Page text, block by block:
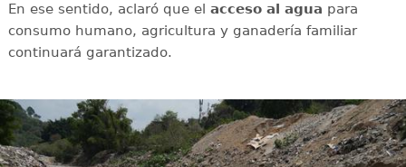
En ese sentido, aclaró que el acceso al agua para
consumo humano, agricultura y ganadería familiar
continuará garantizado.